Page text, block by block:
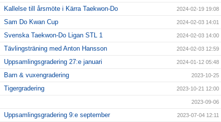
Kallelse till årsmöte i Kärra Taekwon-Do 2024-02-19 19:08
Sam Do Kwan Cup 2024-02-03 14:01
Svenska Taekwon-Do Ligan STL 1 2024-02-03 14:00
Tävlingsträning med Anton Hansson 2024-02-03 12:59
Uppsamlingsgradering 27:e januari 2024-01-12 05:48
Barn & vuxengradering 2023-10-25
Tigergradering 2023-10-21 12:00
2023-09-06
Uppsamlingsgradering 9:e september 2023-07-04 12:11